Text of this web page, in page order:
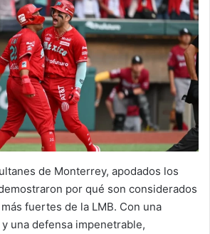
de Monterrey, apodados los
por qué son considerados
fuertes de la LMB. Con una
una defensa impenetrable,